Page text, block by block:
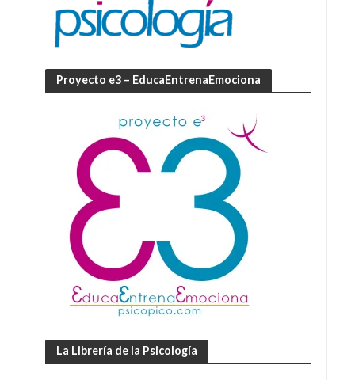
Proyecto e3 – EducaEntrenaEmociona
La Librería de la Psicología